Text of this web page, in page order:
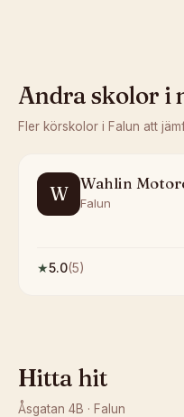
Andra skolor i
Fler körskolor i Falun att
W Wahlin
Falun
★5.0(5)
Hitta hit
Åsgatan 4B · Falun